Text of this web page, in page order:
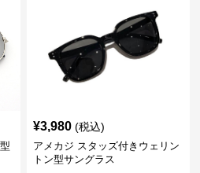
¥3,980 (税込)
アメカジ スタッズ付きウェリン
トン型サングラス